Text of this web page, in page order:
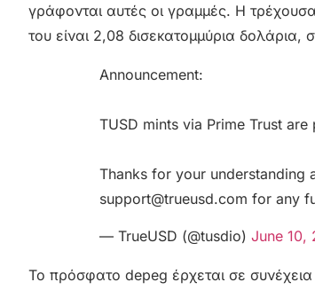
γράφονται αυτές οι γραμμές. Η
του είναι 2,08 δισεκατομμύρια
Announcement:
TUSD mints via Prime Trust
Thanks for your understanding
support@trueusd.com for any
— TrueUSD (@tusdio) June 10,
Το πρόσφατο depeg έρχεται σε